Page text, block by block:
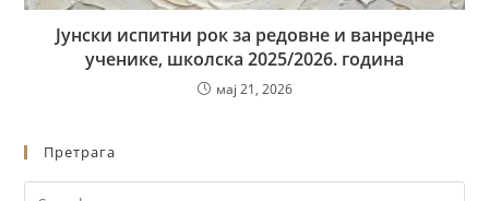
Јунски испитни рок за редовне и ванредне
ученике, школска 2025/2026. година
мај 21, 2026
Претрага